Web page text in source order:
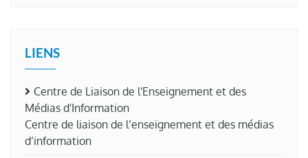
LIENS
Centre de Liaison de l'Enseignement et des
Médias d'Information
Centre de liaison de l’enseignement et des médias
d’information